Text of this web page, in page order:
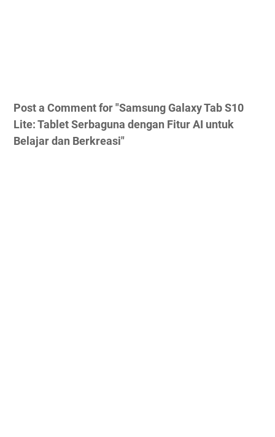
Post a Comment for "Samsung Galaxy Tab S10
Lite: Tablet Serbaguna dengan Fitur AI untuk
Belajar dan Berkreasi"